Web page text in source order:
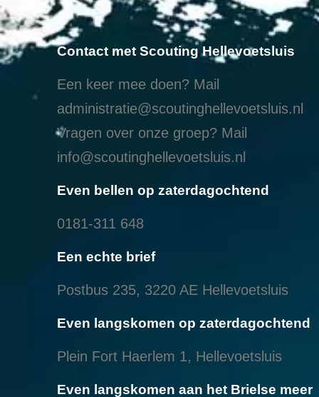
Contact met Scouting Hellevoetsluis
Een keer mee doen? Mail
administratie@scoutinghellevoetsluis.nl
Vragen over onze groep? Mail
info@scoutinghellevoetsluis.nl
Even bellen op zaterdagochtend
0181-311 648
Een echte brief
Postbus 235, 3220 AE Hellevoetsluis
Even langskomen op zaterdagochtend
Plein Fort Haerlem 1, Hellevoetsluis
Even langskomen aan het Brielse meer